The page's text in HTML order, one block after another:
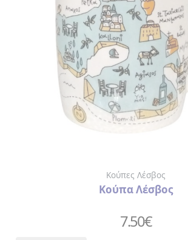
Κούπες Λέσβος
Κούπα Λέσβος
7.50€